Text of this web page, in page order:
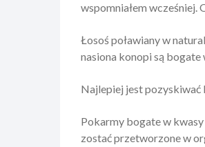
wspomniałem wcześniej.
Łosoś poławiany w
nasiona konopi są bogate
Najlepiej jest pozyskiwać
Pokarmy bogate w kwasy
zostać przetworzone w